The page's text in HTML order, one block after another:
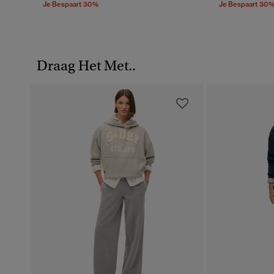
Je Bespaart 30%
Je Bespaart 30%
Draag Het Met..